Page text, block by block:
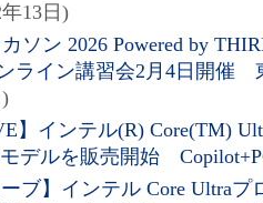
13日)
ソン 2026 Powered by
ライン講習会2月4日開催
】インテル(R) Core(TM)
モデルを販売開始
ーブ】インテル Core Ultra